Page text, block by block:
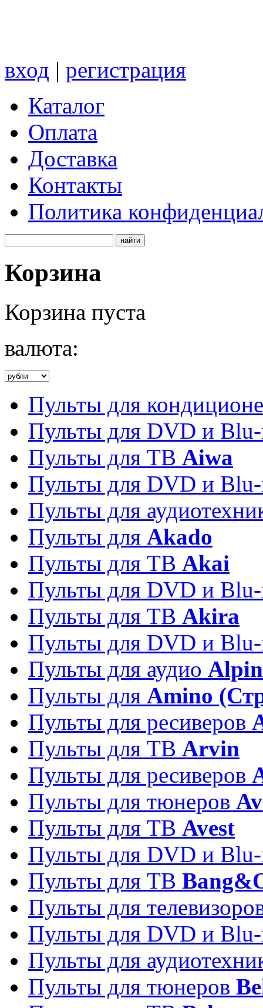
вход | регистрация
Каталог
Оплата
Доставка
Контакты
Политика
Корзина
Корзина пуста
валюта:
Пульты для
Пульты для DVD и
Пульты для ТВ Aiwa
Пульты для DVD и
Пульты для
Пульты для Akado
Пульты для ТВ Akai
Пульты для DVD и
Пульты для ТВ Akira
Пульты для DVD и
Пульты для аудио
Пульты для Amino
Пульты для ресиверов
Пульты для ТВ Arvin
Пульты для ресиверов
Пульты для тюнеров
Пульты для ТВ Avest
Пульты для DVD и
Пульты для ТВ
Пульты для
Пульты для DVD и
Пульты для
Пульты для тюнеров